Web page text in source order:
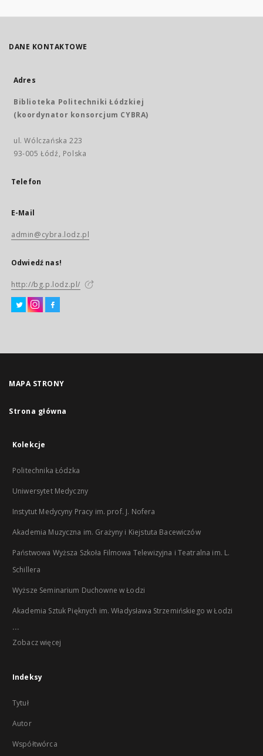
DANE KONTAKTOWE
Adres
Biblioteka Politechniki Łódzkiej
(koordynator konsorcjum CYBRA)
ul. Wólczańska 223
93-005 Łódź, Polska
Telefon
E-Mail
admin@cybra.lodz.pl
Odwiedź nas!
http://bg.p.lodz.pl/
MAPA STRONY
Strona główna
Kolekcje
Politechnika Łódzka
Uniwersytet Medyczny
Instytut Medycyny Pracy im. prof. J. Nofera
Akademia Muzyczna im. Grażyny i Kiejstuta Bacewiczów
Państwowa Wyższa Szkoła Filmowa Telewizyjna i Teatralna im. L.
Schillera
Wyższe Seminarium Duchowne w Łodzi
Akademia Sztuk Pięknych im. Władysława Strzemińskiego w Łodzi
...
Zobacz więcej
Indeksy
Tytuł
Autor
Współtwórca